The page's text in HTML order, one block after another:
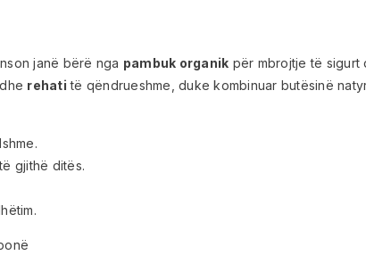
janë bërë nga pambuk organik për mbrojtje të sigurt
dhe rehati të qëndrueshme, duke kombinuar butësinë
gjithë ditës.